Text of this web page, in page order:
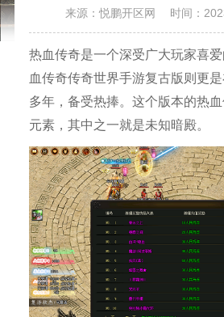
来源：悦鹏开区网 时间：
热血传奇是一个深受广大玩家喜
血传奇传奇世界手游复古版则更
多年，备受热捧。这个版本的热
元素，其中之一就是未知暗殿。